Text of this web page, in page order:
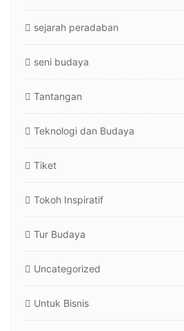
sejarah peradaban
seni budaya
Tantangan
Teknologi dan Budaya
Tiket
Tokoh Inspiratif
Tur Budaya
Uncategorized
Untuk Bisnis